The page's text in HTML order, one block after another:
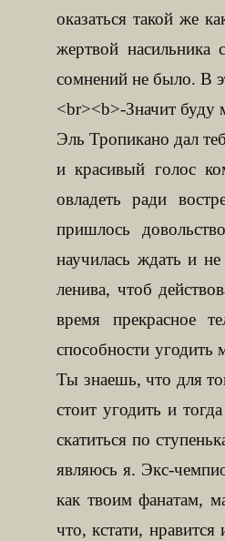
оказаться такой же
жертвой
сомнений не было. В
<br><b>-Значит буду
Эль Тропикано дал
и красивый голос
овладеть ради
пришлось
научилась ждать и
ленива, чтоб
время прекрасное
способности
Ты знаешь, что для
стоит угодить и
скатиться по
являюсь я. Экс-
как твоим фанатам,
что, кстати,